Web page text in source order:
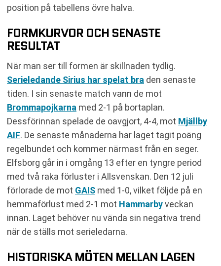
position på tabellens övre halva.
FORMKURVOR OCH SENASTE
RESULTAT
När man ser till formen är skillnaden tydlig.
Serieledande Sirius har spelat bra den senaste
tiden. I sin senaste match vann de mot
Brommapojkarna med 2-1 på bortaplan.
Dessförinnan spelade de oavgjort, 4-4, mot Mjällby
AIF. De senaste månaderna har laget tagit poäng
regelbundet och kommer närmast från en seger.
Elfsborg går in i omgång 13 efter en tyngre period
med två raka förluster i Allsvenskan. Den 12 juli
förlorade de mot GAIS med 1-0, vilket följde på en
hemmaförlust med 2-1 mot Hammarbyveckan
innan. Laget behöver nu vända sin negativa trend
när de ställs mot serieledarna.
HISTORISKA MÖTEN MELLAN LAGEN